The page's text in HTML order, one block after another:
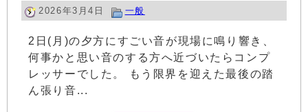
2026年3月4日 一般
2日(月)の夕方にすごい音が現場に鳴り響き、
何事かと思い音のする方へ近づいたらコンプ
レッサーでした。 もう限界を迎えた最後の踏
ん張り音...